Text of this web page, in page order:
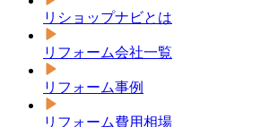
リショップナビとは
リフォーム会社一覧
リフォーム事例
リフォーム費用相場